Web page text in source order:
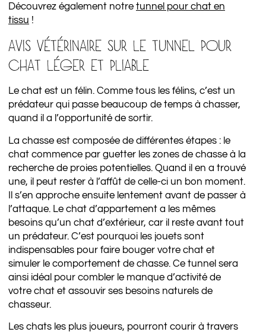
Découvrez également notre tunnel pour chat en
tissu !
AVIS VÉTÉRINAIRE SUR LE TUNNEL POUR
CHAT LÉGER ET PLIABLE
Le chat est un félin. Comme tous les félins, c’est un
prédateur qui passe beaucoup de temps à chasser,
quand il a l’opportunité de sortir.
La chasse est composée de différentes étapes : le
chat commence par guetter les zones de chasse à la
recherche de proies potentielles. Quand il en a trouvé
une, il peut rester à l’affût de celle-ci un bon moment.
Il s’en approche ensuite lentement avant de passer à
l’attaque. Le chat d’appartement a les mêmes
besoins qu’un chat d’extérieur, car il reste avant tout
un prédateur. C’est pourquoi les jouets sont
indispensables pour faire bouger votre chat et
simuler le comportement de chasse. Ce tunnel sera
ainsi idéal pour combler le manque d’activité de
votre chat et assouvir ses besoins naturels de
chasseur.
Les chats les plus joueurs, pourront courir à travers